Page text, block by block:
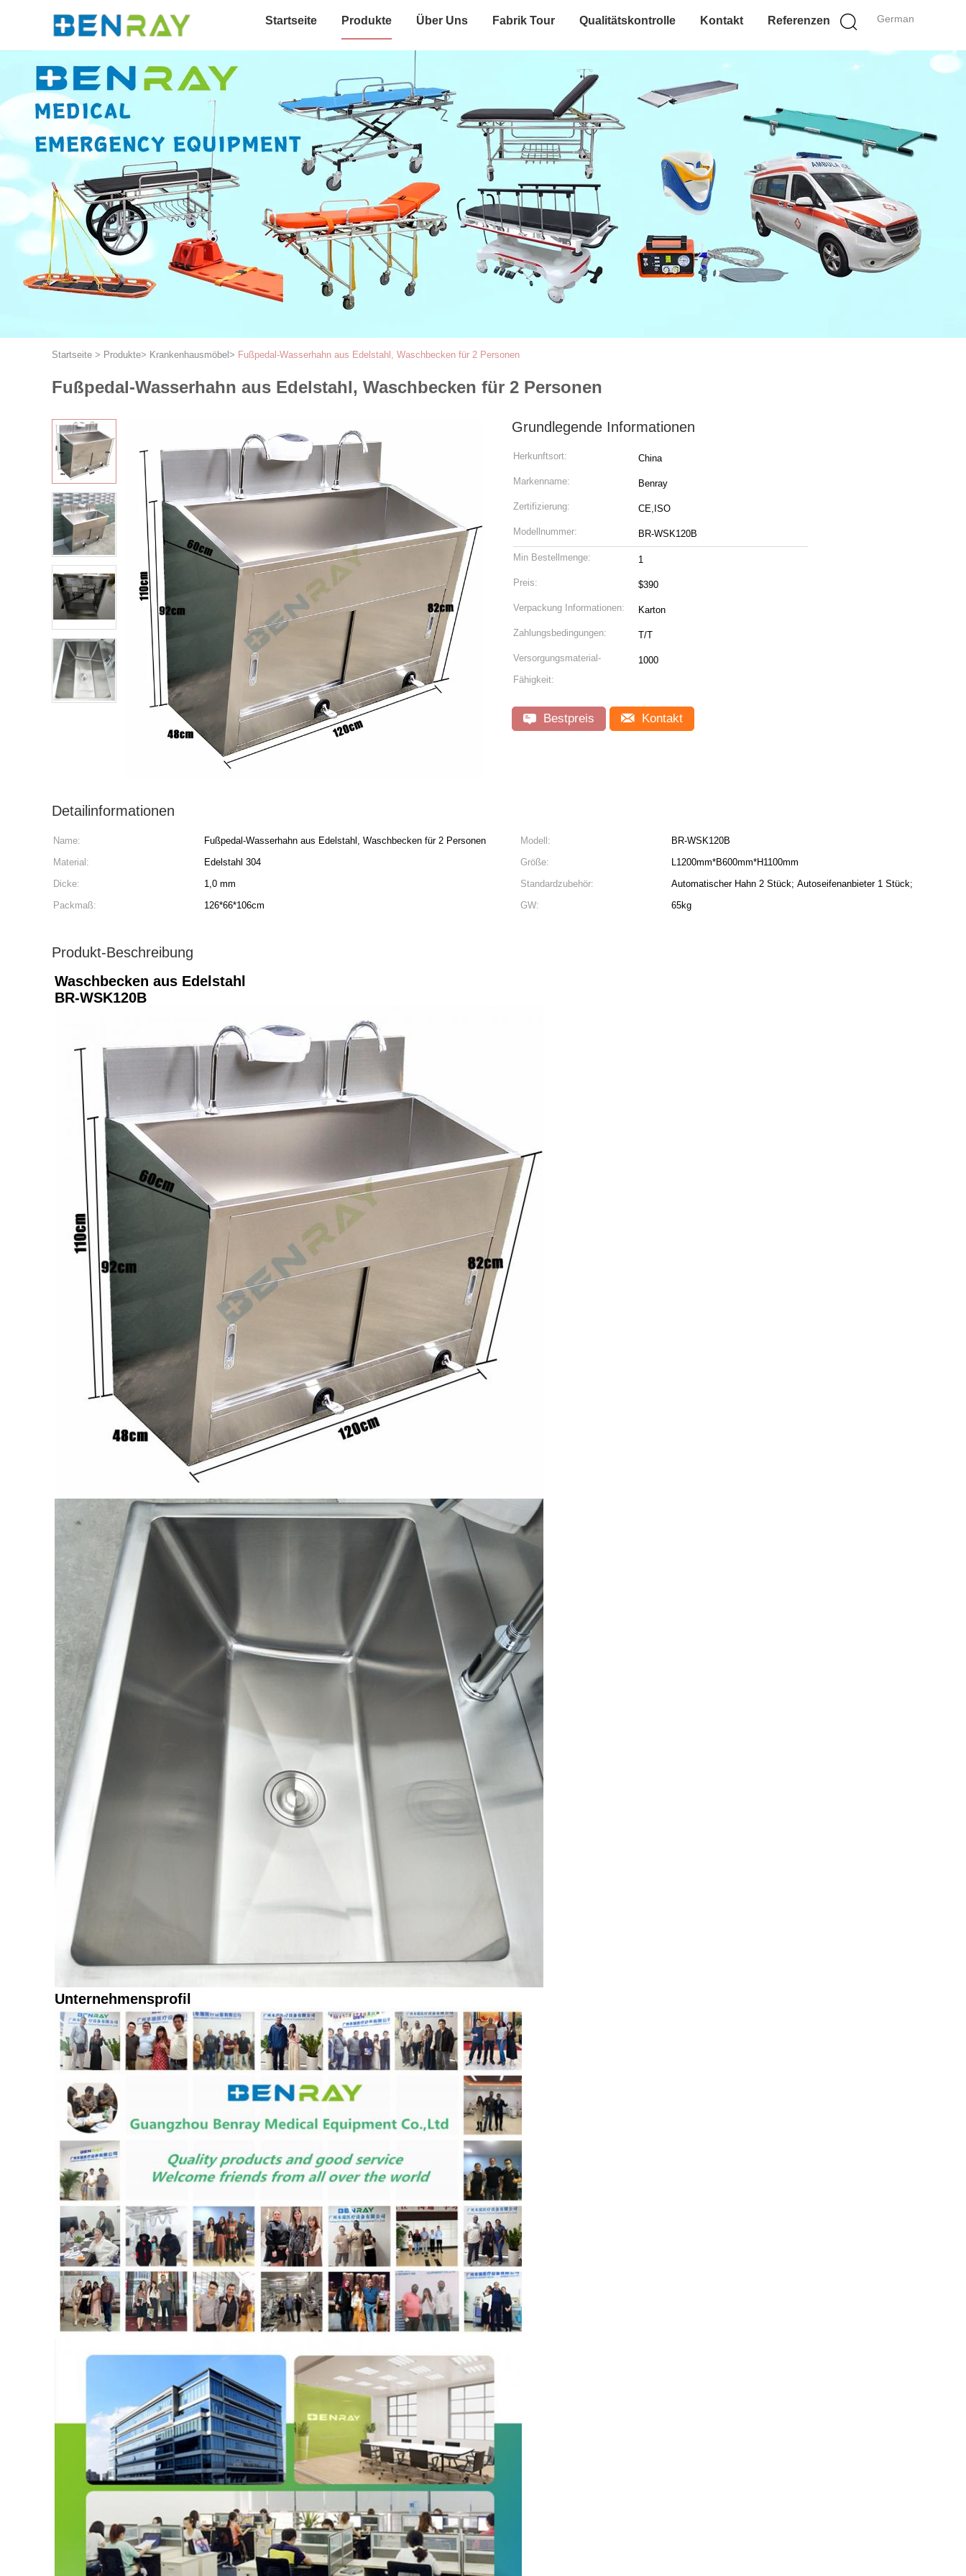
German
Startseite Produkte Über Uns Fabrik Tour Qualitätskontrolle Kontakt Referenzen
Startseite > Produkte> Krankenhausmöbel > Fußpedal-Wasserhahn aus Edelstahl, Waschbecken für 2 Personen
Fußpedal-Wasserhahn aus Edelstahl, Waschbecken für 2 Personen
Grundlegende Informationen
Herkunftsort: China
Markenname: Benray
Zertifizierung: CE,ISO
Modellnummer: BR-WSK120B
Min Bestellmenge: 1
Preis: $390
Verpackung Informationen: Karton
Zahlungsbedingungen: T/T
Versorgungsmaterial-
Fähigkeit:
1000
Bestpreis Kontakt
Detailinformationen
Name: Fußpedal-Wasserhahn aus Edelstahl, Waschbecken für 2 Personen Modell:
BR-WSK120B
Material:
Edelstahl 304 Größe:
L1200mm*B600mm*H1100mm
Dicke:
1,0 mm Standardzubehör:
Automatischer Hahn 2 Stück; Autoseifenanbieter 1 Stück;
Packmaß:
126*66*106cm GW: 65kg
Produkt-Beschreibung
Waschbecken aus Edelstahl
BR-WSK120B
Unternehmensprofil